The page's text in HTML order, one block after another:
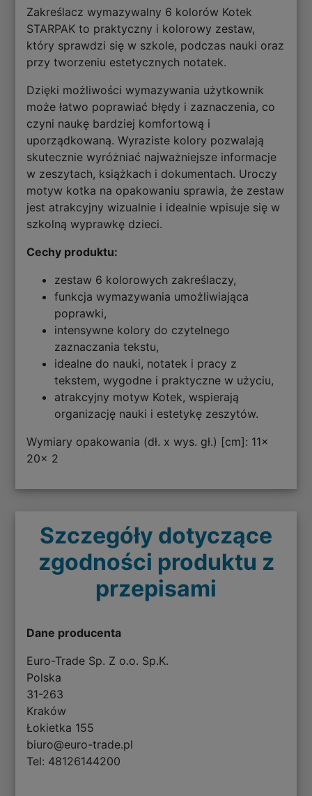
Zakreślacz wymazywalny 6 kolorów Kotek
STARPAK to praktyczny i kolorowy zestaw,
który sprawdzi się w szkole, podczas nauki oraz
przy tworzeniu estetycznych notatek.
Dzięki możliwości wymazywania użytkownik
może łatwo poprawiać błędy i zaznaczenia, co
czyni naukę bardziej komfortową i
uporządkowaną. Wyraziste kolory pozwalają
skutecznie wyróżniać najważniejsze informacje
w zeszytach, książkach i dokumentach. Uroczy
motyw kotka na opakowaniu sprawia, że zestaw
jest atrakcyjny wizualnie i idealnie wpisuje się w
szkolną wyprawkę dzieci.
Cechy produktu:
zestaw 6 kolorowych zakreślaczy,
funkcja wymazywania umożliwiająca
poprawki,
intensywne kolory do czytelnego
zaznaczania tekstu,
idealne do nauki, notatek i pracy z
tekstem, wygodne i praktyczne w użyciu,
atrakcyjny motyw Kotek, wspierają
organizację nauki i estetykę zeszytów.
Wymiary opakowania (dł. x wys. gł.) [cm]: 11x
20x 2
Szczegóły dotyczące
zgodności produktu z
przepisami
Dane producenta
Euro-Trade Sp. Z o.o. Sp.K.
Polska
31-263
Kraków
Łokietka 155
biuro@euro-trade.pl
Tel: 48126144200